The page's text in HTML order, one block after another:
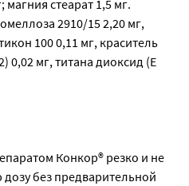
стеарат 1,5 мг.
2910/15 2,20 мг,
100 0,11 мг, краситель
0,02 мг, титана диоксид (Е
Конкор® резко и не
без предварительной